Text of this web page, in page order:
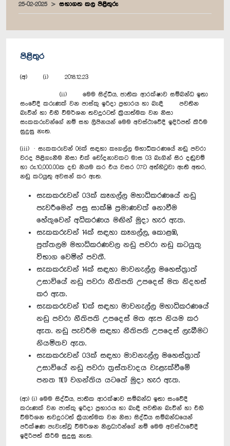
25-02-2025 සභාගත කල පිළිතුරු
පිළිතුර
(අ) (i) 2018.12.23
(ii) මෙම සිද්ධිය, ජාතික ආරක්ෂාව සම්බන්ධ ඉතා
සංවේදී කරුණක් වන පාස්කු ඉරිදා ප්‍රහාරය හා බැඳී පවතින
බැවින් හා එහි විමර්ශන තවදුරටත් ක්‍රියාත්මක වන නිසා
සැකකරුවන්ගේ නම් සහ ලිපිනයන් මෙම අවස්ථාවේදී ඉදිරිපත් කිරීම
සුදුසු නැත.
(iii) · සැකකරුවන් 06ක් සඳහා කෑගල්ල මහාධිකරණයේ නඩු පවරා
වරද පිළිගැනීම නිසා එක් චෝදනාවකට මාස 03 බැගින් සිර දඬුවම්
හා රු.10,000.00ක දඩ නියම කර එය වසර 07ට අත්හිටුවා ඇති අතර,
නඩු කටයුතු අවසන් කර ඇත.
සැකකරුවන් 03ක් කෑගල්ල මහාධිකරණයේ නඩු
පැවරීමෙන් පසු සාක්ෂි ප්‍රමාණවත් නොවීම
හේතුවෙන් අධිකරණය මඟින් මුදා හැර ඇත.
සැකකරුවන් 14ක් සඳහා කෑගල්ල, කොළඹ,
පුත්තලම මහාධිකරණවල නඩු පවරා නඩු කටයුතු
විභාග වෙමින් පවතී.
සැකකරුවන් 14ක් සඳහා මාවනැල්ල මහෙස්ත්‍රාත්
උසාවියේ නඩු පවරා නීතිපති උපදෙස් මත නිදහස්
කර ඇත.
සැකකරුවන් 10ක් සඳහා මාවනැල්ල මහාධිකරණයේ
නඩු පවරා නීතිපති උපදෙස් මත ඇප නියම කර
ඇත. නඩු පැවරීම සඳහා නීතිපති උපදෙස් ලැබීමට
නියමිතව ඇත.
සැකකරුවන් 03ක් සඳහා මාවනැල්ල මහෙස්ත්‍රාත්
උසාවියේ නඩු පවරා ත්‍රස්තවාදය වැළැක්වීමේ
පනත 11(1) වගන්තිය යටතේ මුදා හැර ඇත.
(ආ) (i) මෙම සිද්ධිය, ජාතික ආරක්ෂාව සම්බන්ධ ඉතා සංවේදී
කරුණක් වන පාස්කු ඉරිදා ප්‍රහාරය හා බැඳී පවතින බැවින් හා එහි
විමර්ශන තවදුරටත් ක්‍රියාත්මක වන නිසා සිද්ධිය සම්බන්ධයෙන්
පරීක්ෂණ පැවැත්වූ විමර්ශන නිලධාරින්ගේ නම් මෙම අවස්ථාවේදී
ඉදිරිපත් කිරීම සුදුසු නැත.